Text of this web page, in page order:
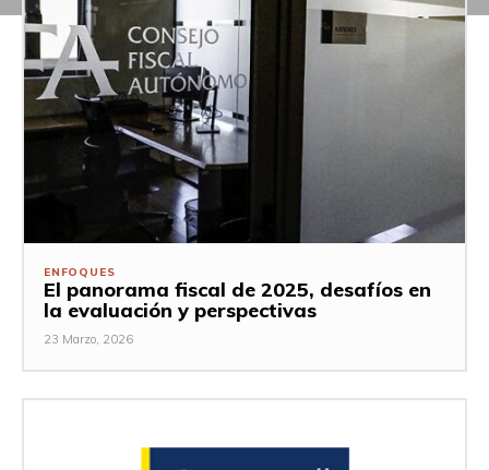
ENFOQUES
El panorama fiscal de 2025, desafíos en
la evaluación y perspectivas
23 Marzo, 2026